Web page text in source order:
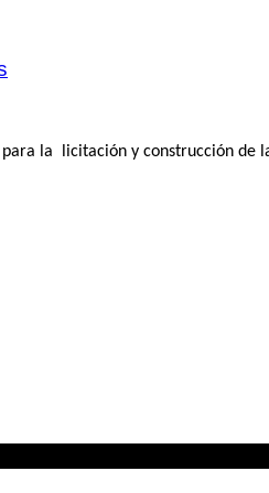
para la licitación y construcción de